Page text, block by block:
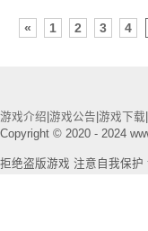
« 1 2 3 4
游戏介绍 游戏公告 游戏下载
Copyright © 2020 - 2024
拒绝盗版游戏 注意自我保